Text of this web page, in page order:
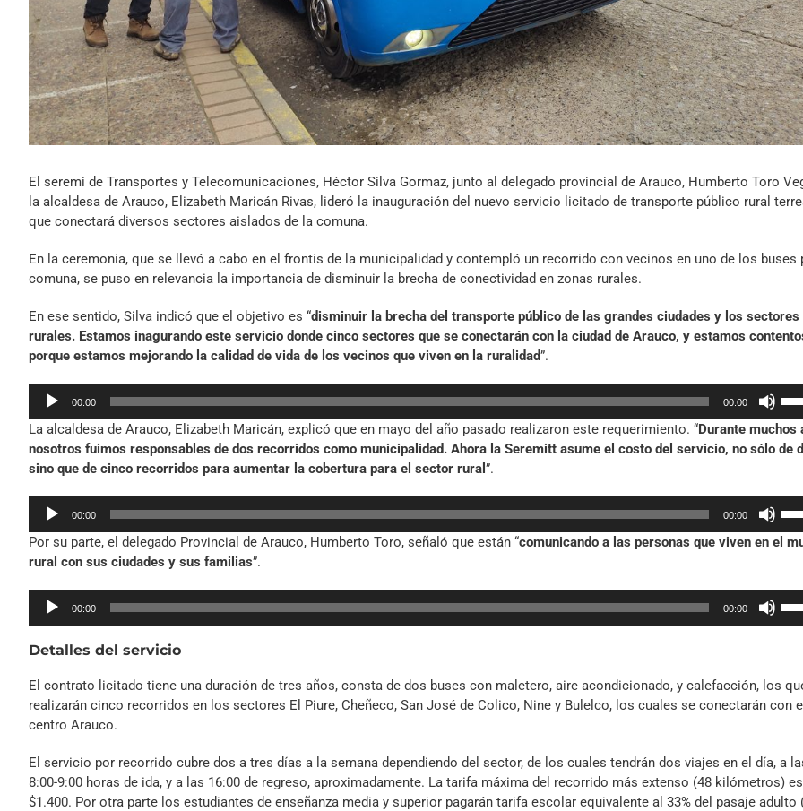
El seremi de Transportes y Telecomunicaciones, Héctor Silva Gormaz, junto al delegado provincial de Arauco, Humberto Toro
la alcaldesa de Arauco, Elizabeth Maricán Rivas, lideró la inauguración del nuevo servicio licitado de transporte público rural
que conectará diversos sectores aislados de la comuna.
En la ceremonia, que se llevó a cabo en el frontis de la municipalidad y contempló un recorrido con vecinos en uno de los buses
comuna, se puso en relevancia la importancia de disminuir la brecha de conectividad en zonas rurales.
En ese sentido, Silva indicó que el objetivo es “disminuir la brecha del transporte público de las grandes ciudades y los sectores
rurales. Estamos inagurando este servicio donde cinco sectores que se conectarán con la ciudad de Arauco, y estamos
porque estamos mejorando la calidad de vida de los vecinos que viven en la ruralidad”.
Reproductor
audio
00:00 00:00
de
o
el
La alcaldesa de Arauco, Elizabeth Maricán, explicó que en mayo del año pasado realizaron este requerimiento. “Durante muchos
nosotros fuimos responsables de dos recorridos como municipalidad. Ahora la Seremitt asume el costo del servicio, no sólo de
sino que de cinco recorridos para aumentar la cobertura para el sector rural ”.
Reproductor
audio
00:00 00:00
el
Por su parte, el delegado Provincial de Arauco, Humberto Toro, señaló que están “comunicando a las personas que viven en el
rural con sus ciudades y sus familias”.
Reproductor
00:00 00:00
el
Detalles del servicio
El contrato licitado tiene una duración de tres años, consta de dos buses con maletero, aire acondicionado, y calefacción, los
realizarán cinco recorridos en los sectores El Piure, Cheñeco, San José de Colico, Nine y Bulelco, los cuales se conectarán con el
centro Arauco.
El servicio por recorrido cubre dos a tres días a la semana dependiendo del sector, de los cuales tendrán dos viajes en el día, a
8:00-9:00 horas de ida, y a las 16:00 de regreso, aproximadamente. La tarifa máxima del recorrido más extenso (48 kilómetros)
$1.400. Por otra parte los estudiantes de enseñanza media y superior pagarán tarifa escolar equivalente al 33% del pasaje adulto